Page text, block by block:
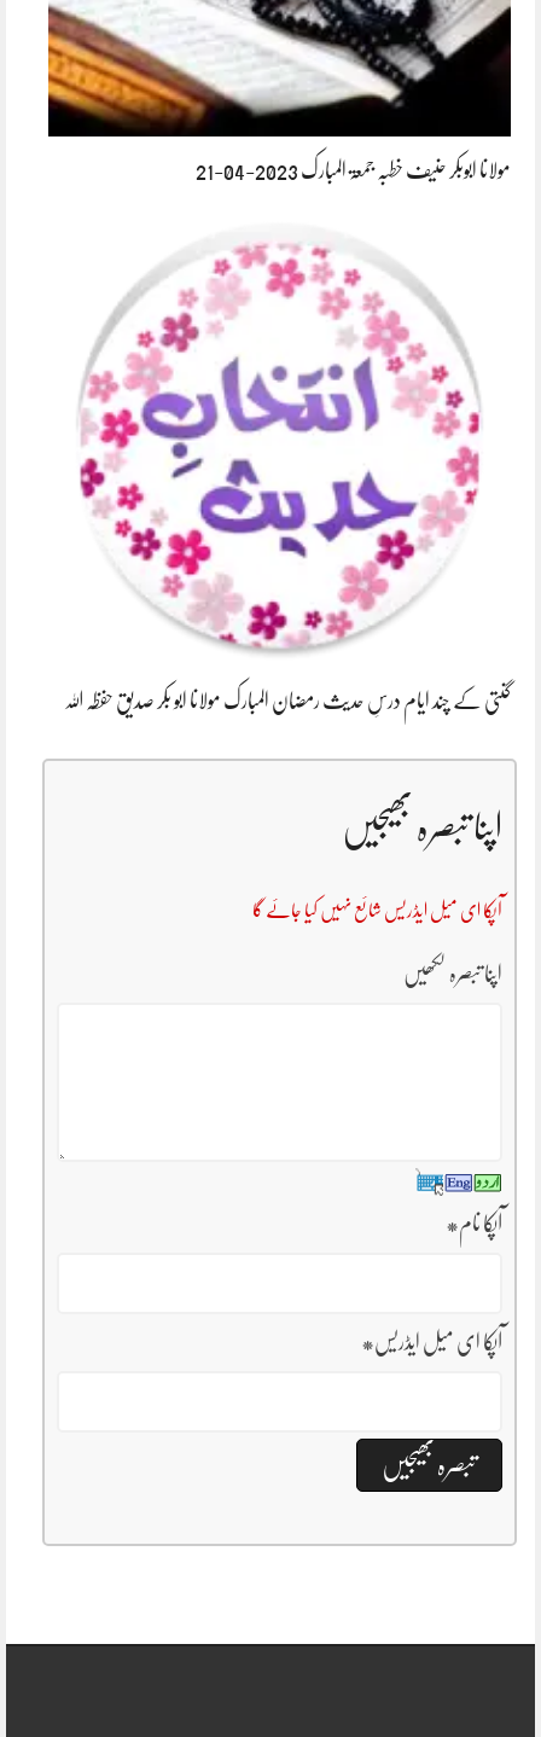
مولانا ابوبکر حنیف خطبہ جمعۃ المبارک 2023-04-21
گنتی کے چند ایام درسِ حدیث رمضان المبارک مولانا ابو بکر صدیق حفظہ اللہ
اپنا تبصرہ بھیجیں
آپکا ای میل ایڈریس شائع نہیں کیا جائے گا
اپنا تبصرہ لکھیں
آپکا نام*
آپکا ای میل ایڈریس*